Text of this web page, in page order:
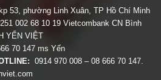
53, phường Linh Xuân, TP Hồ Chí Minh
002 68 10 19 Vietcombank CN Bình
YẾN VIỆT
70 147 ms Yến
0914 970 008 – 08 666 70 147.